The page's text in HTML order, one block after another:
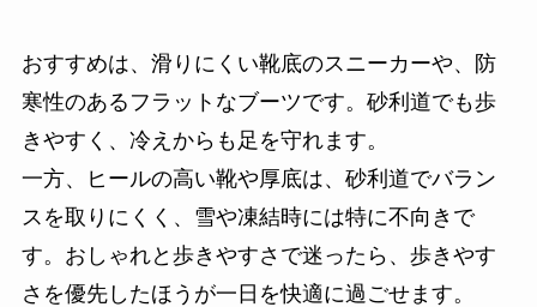
おすすめは、滑りにくい靴底のスニーカーや、防
寒性のあるフラットなブーツです。砂利道でも歩
きやすく、冷えからも足を守れます。
一方、ヒールの高い靴や厚底は、砂利道でバラン
スを取りにくく、雪や凍結時には特に不向きで
す。おしゃれと歩きやすさで迷ったら、歩きやす
さを優先したほうが一日を快適に過ごせます。